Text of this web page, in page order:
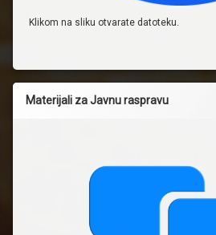
Klikom na sliku otvarate datoteku.
Materijali za Javnu raspravu